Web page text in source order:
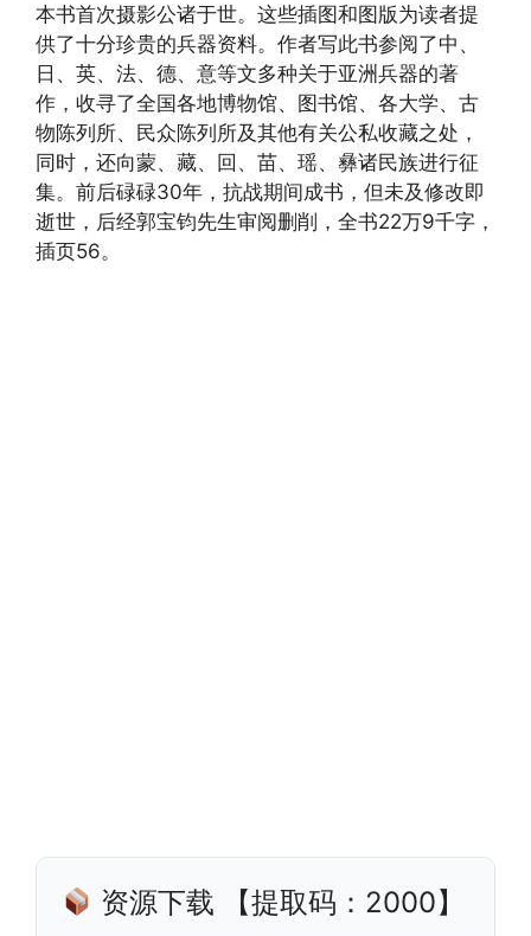
本书首次摄影公诸于世。这些插图和图版为读者提
供了十分珍贵的兵器资料。作者写此书参阅了中、
日、英、法、德、意等文多种关于亚洲兵器的著
作，收寻了全国各地博物馆、图书馆、各大学、古
物陈列所、民众陈列所及其他有关公私收藏之处，
同时，还向蒙、藏、回、苗、瑶、彝诸民族进行征
集。前后碌碌30年，抗战期间成书，但未及修改即
逝世，后经郭宝钧先生审阅删削，全书22万9千字，
插页56。
资源下载 【提取码：2000】